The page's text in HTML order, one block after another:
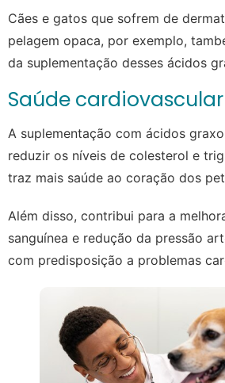
Cães e gatos que sofrem de
pelagem opaca, por exemplo,
da suplementação desses ácidos
Saúde cardiovascular
A suplementação com ácidos
reduzir os níveis de colesterol e
traz mais saúde ao coração dos
Além disso, contribui para a
sanguínea e redução da pressão
com predisposição a problemas